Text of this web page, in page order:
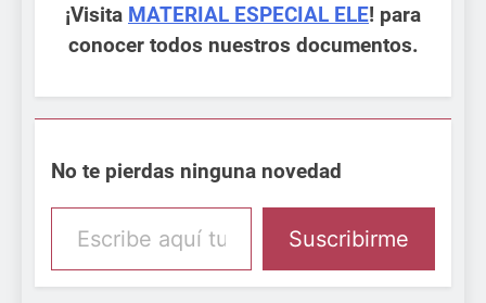
¡Visita MATERIAL ESPECIAL ELE! para
conocer todos nuestros documentos.
No te pierdas ninguna novedad
Escribe aquí tu email
Suscribirme